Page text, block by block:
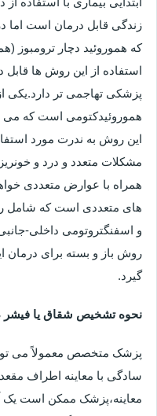
زندگی قابل درمان است اما
که هموروئید دچار ترومبوز
استفاده از این روش ها
پزشکی تهاجمی تر دارد.یکی
هموروئیدکتومی است که می
این روش به ندرت مورد
مشکلات متعدد و درد و
همراه با عوارض متعددی
های متعددی است که شامل
و اسفنگتروتومی داخلی-
روش باز و بسته برای درمان
گیرد.
نحوه تشخیص شقاق یا فیشر
پزشک متخصص معمولاً می
سادگی با معاینه اطراف
معاینه،پزشک ممکن است یک